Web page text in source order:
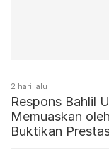
2 hari lalu
Respons Bahlil
Memuaskan
Buktikan